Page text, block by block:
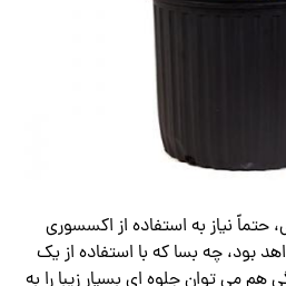
حتماً نیاز به استفاده از اکسسوری
بود، چه بسا که با استفاده از یک
هم می توان جلوه ای بسیار زیبا را به